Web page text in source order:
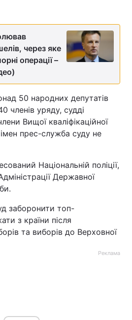
через яке
операції –
50 народних депутатів
членів уряду, судді
Вищої кваліфікаційної
імен прес-служба суду не
Національній поліції,
Державної
заборонити топ-
з країни після
та виборів до Верховної
Реклама